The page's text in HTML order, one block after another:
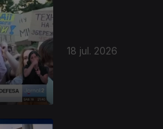
18 jul. 2026